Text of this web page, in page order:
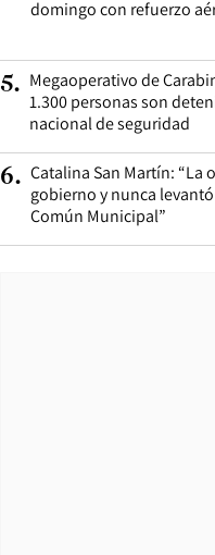
domingo con refuerzo
5. Megaoperativo de
1.300 personas son
nacional de seguridad
6. Catalina San Martín: “La
gobierno y nunca
Común Municipal”